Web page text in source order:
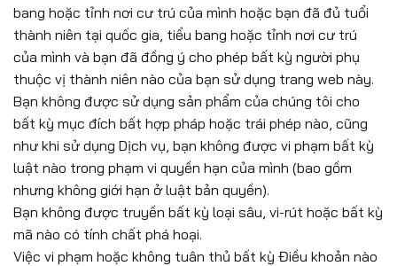
bang hoặc tỉnh nơi cư trú của mình hoặc bạn đã đủ tuổi
thành niên tại quốc gia, tiểu bang hoặc tỉnh nơi cư trú
của mình và bạn đã đồng ý cho phép bất kỳ người phụ
thuộc vị thành niên nào của bạn sử dụng trang web này.
Bạn không được sử dụng sản phẩm của chúng tôi cho
bất kỳ mục đích bất hợp pháp hoặc trái phép nào, cũng
như khi sử dụng Dịch vụ, bạn không được vi phạm bất kỳ
luật nào trong phạm vi quyền hạn của mình (bao gồm
nhưng không giới hạn ở luật bản quyền).
Bạn không được truyền bất kỳ loại sâu, vi-rút hoặc bất kỳ
mã nào có tính chất phá hoại.
Việc vi phạm hoặc không tuân thủ bất kỳ Điều khoản nào